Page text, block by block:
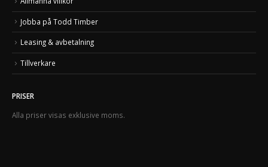
Jobba på Todd Timber
Leasing & avbetalning
Tillverkare
PRISER
Alla priser visas exklusive moms.